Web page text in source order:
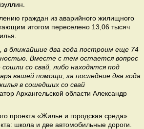
граждан из аварийного жилищного
итогом переселено 13,06 тысяч
ближайшие два года построим еще 74
Вместе с тем остается вопрос
со свай, либо находятся под
вашей помощи, за последние два года
в сошедших со свай
Архангельской области Александр
проекта «Жилье и городская среда»
школа и две автомобильные дороги.